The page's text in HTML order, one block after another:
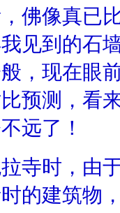
，佛像真已
见到的石
，现在眼
预测，看
远了！
寺时，由
的建筑物